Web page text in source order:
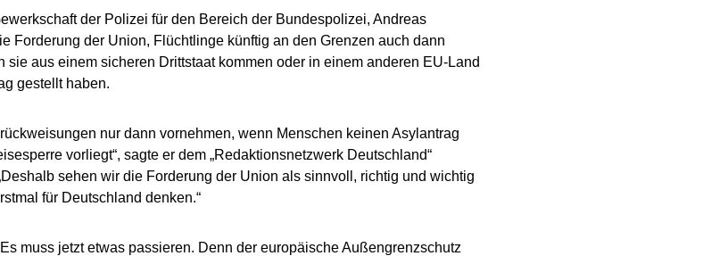
der Polizei für den Bereich der Bundespolizei, Andreas
Forderung der Union, Flüchtlinge künftig an den Grenzen auch dann
sie aus einem sicheren Drittstaat kommen oder in einem anderen EU-Land
gestellt haben.
nur dann vornehmen, wenn Menschen keinen Asylantrag
vorliegt“, sagte er dem „Redaktionsnetzwerk Deutschland“
sehen wir die Forderung der Union als sinnvoll, richtig und wichtig
für Deutschland denken.“
muss jetzt etwas passieren. Denn der europäische Außengrenzschutz